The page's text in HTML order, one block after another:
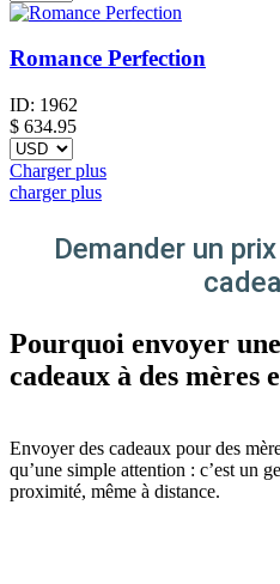
Romance Perfection
ID: 1962
$ 634.95
Charger plus
charger plus
Demander un
Pourquoi envoyer
cadeaux à des mères
Envoyer des cadeaux pour des
qu’une simple attention : c’est un
proximité, même à distance.